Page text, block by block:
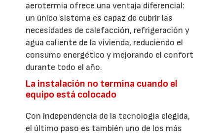
aerotermia ofrece una ventaja diferencial:
un único sistema es capaz de cubrir las
necesidades de calefacción, refrigeración y
agua caliente de la vivienda, reduciendo el
consumo energético y mejorando el confort
durante todo el año.
La instalación no termina cuando el
equipo está colocado
Con independencia de la tecnología elegida,
el último paso es también uno de los más